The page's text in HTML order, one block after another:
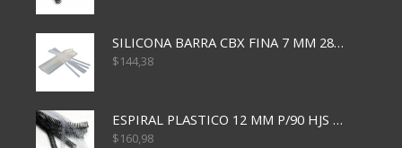
SILICONA BARRA CBX FINA 7 MM 28 CM
$144,38
ESPIRAL PLASTICO 12 MM P/90 HJS X50X1500
$160,98